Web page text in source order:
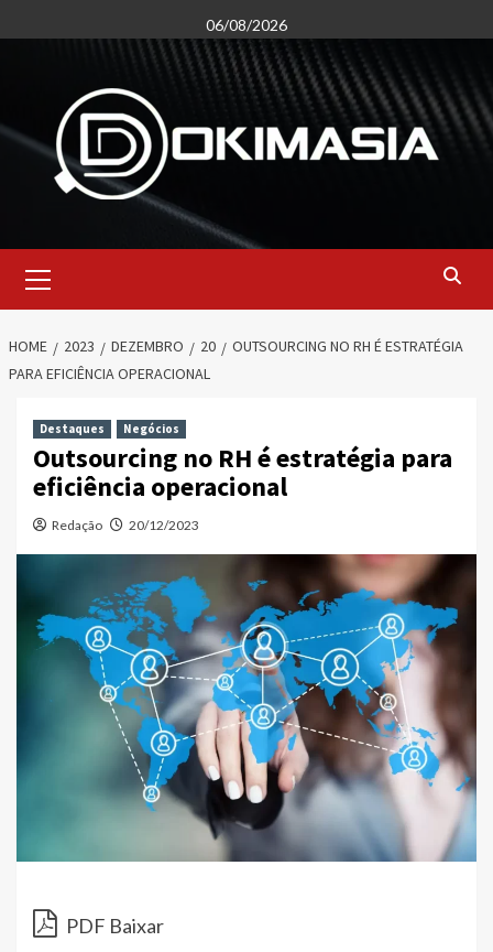
to
06/08/2026
Menu
HOME 2023 DEZEMBRO 20
OUTSOURCING NO RH É ESTRATÉGIA
PARA EFICIÊNCIA OPERACIONAL
Destaques Negócios
Outsourcing no RH é estratégia para
eficiência operacional
Redação 20/12/2023
PDF Baixar